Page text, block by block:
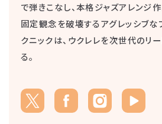
で弾きこなし、本格ジャズアレンジ
固定観念を破壊するアグレッシブな
クニックは、ウクレレを次世代のリ
る。